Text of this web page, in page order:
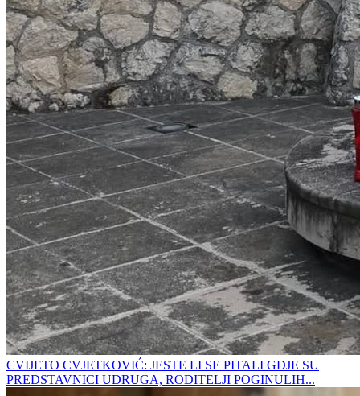
CVIJETO CVJETKOVIĆ: JESTE LI SE PITALI GDJE SU
PREDSTAVNICI UDRUGA, RODITELJI POGINULIH...